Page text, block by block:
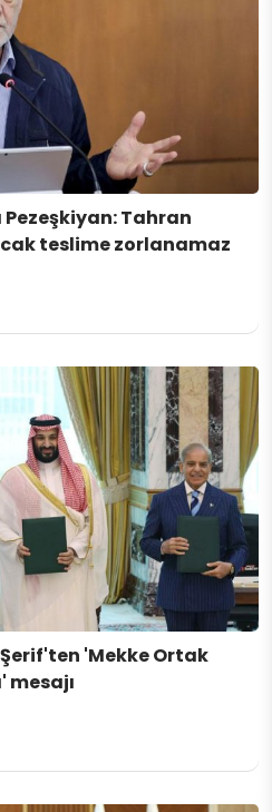
Tahran
teslime zorlanamaz
'Mekke Ortak
mesajı